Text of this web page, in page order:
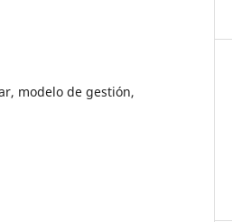
modelo de gestión,